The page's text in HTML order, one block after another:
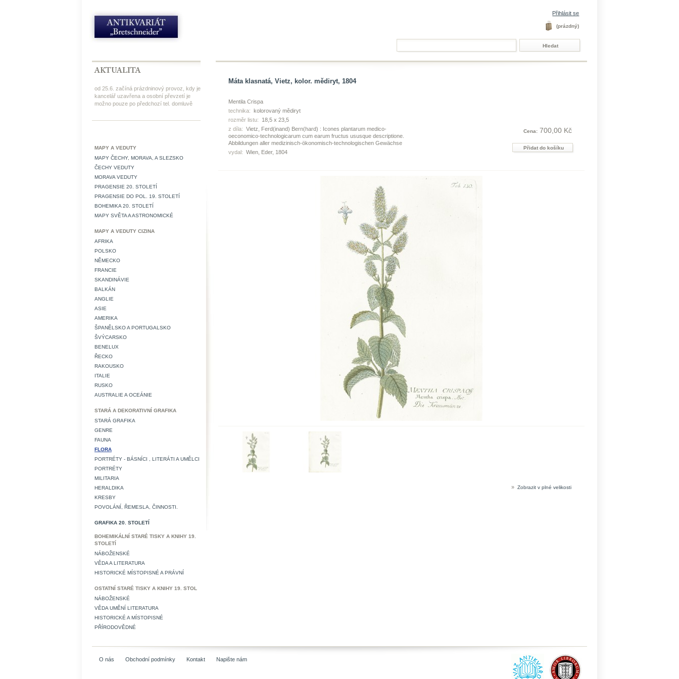
Přihlásit se
(prázdný)
od 25.6. začíná prázdninový provoz, kdy je
kancelář uzavřena a osobní převzetí je
možno pouze po předchozí tel. domluvě
MAPY A VEDUTY
MAPY ČECHY, MORAVA, A SLEZSKO
ČECHY VEDUTY
MORAVA VEDUTY
PRAGENSIE 20. STOLETÍ
PRAGENSIE DO POL. 19. STOLETÍ
BOHEMIKA 20. STOLETÍ
MAPY SVĚTA A ASTRONOMICKÉ
MAPY A VEDUTY CIZINA
AFRIKA
POLSKO
NĚMECKO
FRANCIE
SKANDINÁVIE
BALKÁN
ANGLIE
ASIE
AMERIKA
ŠPANĚLSKO A PORTUGALSKO
ŠVÝCARSKO
BENELUX
ŘECKO
RAKOUSKO
ITALIE
RUSKO
AUSTRALIE A OCEÁNIE
STARÁ A DEKORATIVNÍ GRAFIKA
STARÁ GRAFIKA
GENRE
FAUNA
FLORA
PORTRÉTY - BÁSNÍCI , LITERÁTI A UMĚLCI
PORTRÉTY
MILITARIA
HERALDIKA
KRESBY
POVOLÁNÍ, ŘEMESLA, ČINNOSTI.
GRAFIKA 20. STOLETÍ
BOHEMIKÁLNÍ STARÉ TISKY A KNIHY 19.
STOLETÍ
NÁBOŽENSKÉ
VĚDA A LITERATURA
HISTORICKÉ MÍSTOPISNÉ A PRÁVNÍ
OSTATNÍ STARÉ TISKY A KNIHY 19. STOL
NÁBOŽENSKÉ
VĚDA UMĚNÍ LITERATURA
HISTORICKÉ A MÍSTOPISNÉ
PŘÍRODOVĚDNÉ
Máta klasnatá, Vietz, kolor. mědiryt, 1804
Mentila Crispa
technika: kolorovaný mědiryt
rozměr listu:
18,5 x 23,5
z díla: Vietz, Ferd(inand) Bern(hard) : Icones plantarum medico-
oeconomico-technologicarum cum earum fructus ususque descriptione.
Abbildungen aller medizinisch-ökonomisch-technologischen Gewächse
vydal: Wien, Eder, 1804
Cena: 700,00 Kč
» Zobrazit v plné velikosti
O nás Obchodní podmínky Kontakt Napište nám